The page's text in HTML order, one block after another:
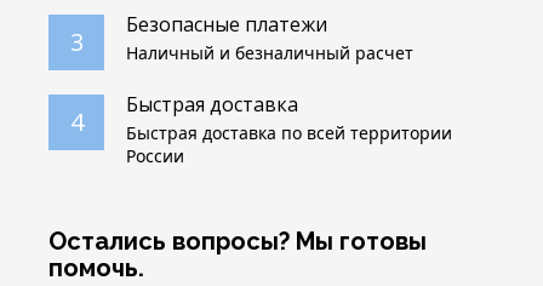
3
Безопасные платежи
Наличный и безналичный расчет
4
Быстрая доставка
Быстрая доставка по всей территории
России
Остались вопросы? Мы готовы
помочь.